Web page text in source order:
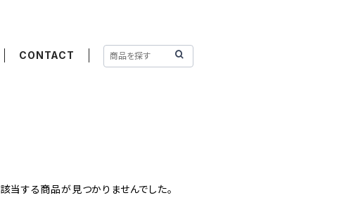
CONTACT
該当する商品が見つかりませんでした。